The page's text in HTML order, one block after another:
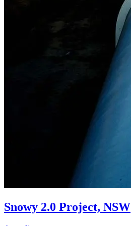
Snowy 2.0 Project, NSW